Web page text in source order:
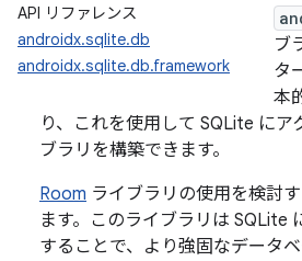
API リファレンス
androidx.sqlite.db
androidx.sqlite.db.framework
ブ
タ
本
り、これを使用して SQLite にア
ブラリを構築できます。
Room ライブラリの使用を検討
ます。このライブラリは SQLite
することで、より強固なデータ